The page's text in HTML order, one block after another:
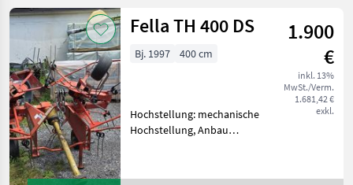
Ausfü
Fella TH 400 DS
1.900
€
inkl. 13%
MwSt./Verm.
1.681,42 €
exkl.
Bj. 1997 400 cm
Hochstellung: mechanische
Hochstellung, Anbau
Schutzbügel serienmäßige